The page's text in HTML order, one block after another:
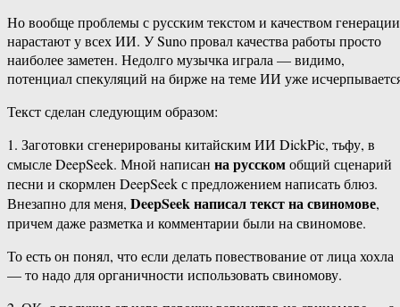
Но вообще проблемы с русским текстом и качеством генерации
нарастают у всех ИИ. У Suno провал качества работы просто
наиболее заметен. Недолго музычка играла — видимо,
потенциал спекуляций на бирже на теме ИИ уже
Текст сделан следующим образом:
1. Заготовки сгенерированы китайским ИИ DickPic, тьфу, в
смысле DeepSeek. Мной написан на русскомобщий сценарий
песни и скормлен DeepSeek с предложением написать блюз.
Внезапно для меня, DeepSeek написал текст на свиномове,
причем даже разметка и комментарии были на свиномове.
То есть он понял, что если делать повествование от лица хохла
— то надо для органичности использовать свиномову.